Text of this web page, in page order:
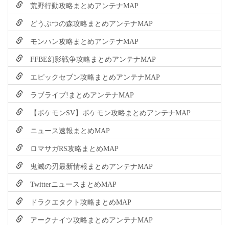
荒野行動攻略まとめアンテナMAP
どうぶつの森攻略まとめアンテナMAP
モンハン攻略まとめアンテナMAP
FFBE幻影戦争攻略まとめアンテナMAP
エピックセブン攻略まとめアンテナMAP
ラブライブ!まとめアンテナMAP
【ポケモンSV】ポケモン攻略まとめアンテナMAP
ニュース速報まとめMAP
ロマサガRS攻略まとめMAP
鬼滅の刃最新情報まとめアンテナMAP
TwitterニュースまとめMAP
ドラクエタクト攻略まとめMAP
アークナイツ攻略まとめアンテナMAP